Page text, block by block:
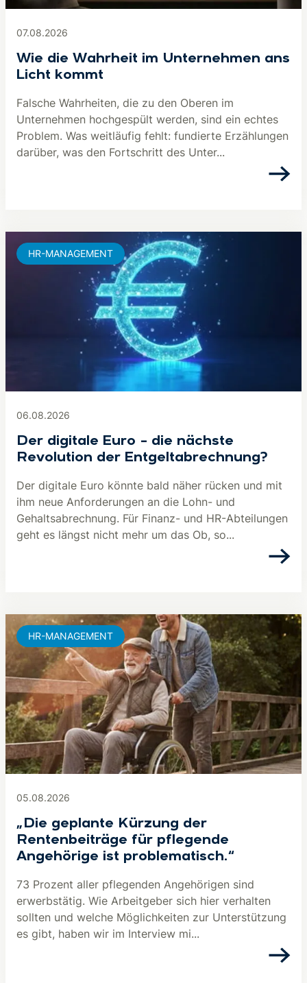
07.08.2026
Wie die Wahrheit im Unternehmen ans
Licht kommt
Falsche Wahrheiten, die zu den Oberen im
Unternehmen hochgespült werden, sind ein echtes
Problem. Was weitläufig fehlt: fundierte Erzählungen
darüber, was den Fortschritt des Unter...
06.08.2026
Der digitale Euro – die nächste
Revolution der Entgeltabrechnung?
Der digitale Euro könnte bald näher rücken und mit
ihm neue Anforderungen an die Lohn- und
Gehaltsabrechnung. Für Finanz- und HR-Abteilungen
geht es längst nicht mehr um das Ob, so...
HR-MANAGEMENT
05.08.2026
„Die geplante Kürzung der
Rentenbeiträge für pflegende
Angehörige ist problematisch.“
73 Prozent aller pflegenden Angehörigen sind
erwerbstätig. Wie Arbeitgeber sich hier verhalten
sollten und welche Möglichkeiten zur Unterstützung
es gibt, haben wir im Interview mi...
HR-MANAGEMENT